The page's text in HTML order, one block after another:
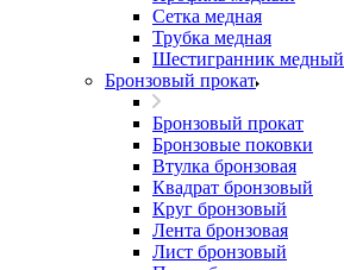
Сетка медная
Трубка медная
Шестигранник медный
Бронзовый прокат
Бронзовый прокат
Бронзовые поковки
Втулка бронзовая
Квадрат бронзовый
Круг бронзовый
Лента бронзовая
Лист бронзовый